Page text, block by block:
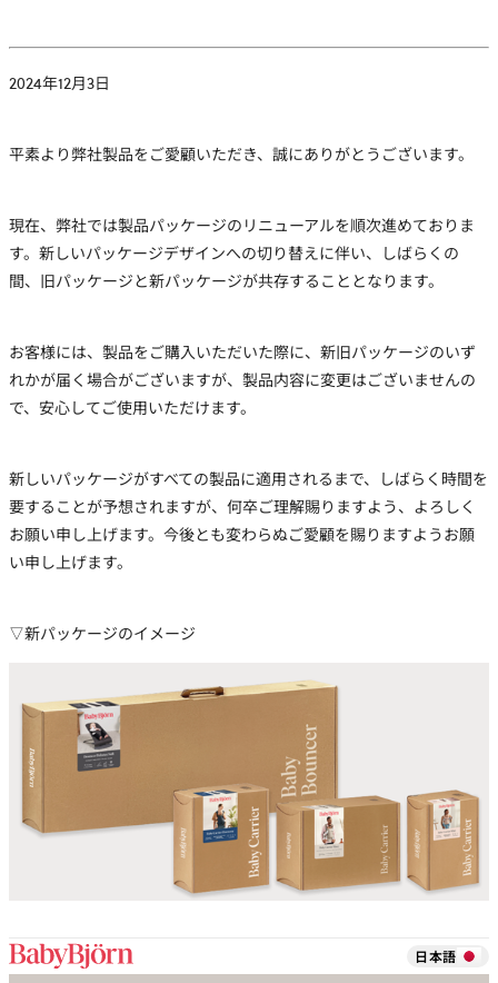
2024年12月3日
平素より弊社製品をご愛顧いただき、誠にありがとうございます。
現在、弊社では製品パッケージのリニューアルを順次進めておりま
す。新しいパッケージデザインへの切り替えに伴い、しばらくの
間、旧パッケージと新パッケージが共存することとなります。
お客様には、製品をご購入いただいた際に、新旧パッケージのいず
れかが届く場合がございますが、製品内容に変更はございませんの
で、安心してご使用いただけます。
新しいパッケージがすべての製品に適用されるまで、しばらく時間を
要することが予想されますが、何卒ご理解賜りますよう、よろしく
お願い申し上げます。今後とも変わらぬご愛顧を賜りますようお願
い申し上げます。
▽新パッケージのイメージ
日本語